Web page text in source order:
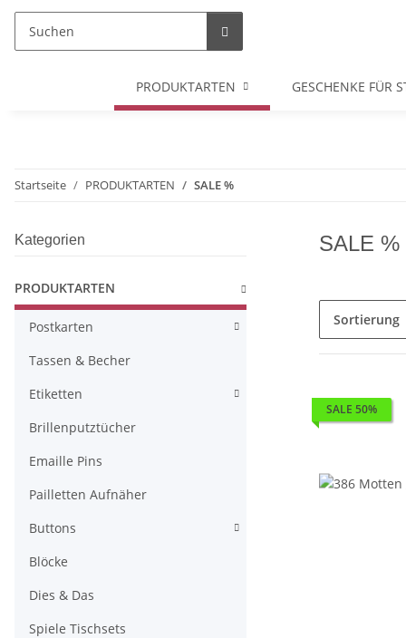
PRODUKTARTEN GESCHENKE FÜR
Startseite PRODUKTARTEN SALE %
SALE %
Sortierung
SALE 50%
Kategorien
PRODUKTARTEN
Postkarten
Tassen & Becher
Etiketten
Brillenputztücher
Emaille Pins
Pailletten Aufnäher
Buttons
Blöcke
Dies & Das
Spiele Tischsets